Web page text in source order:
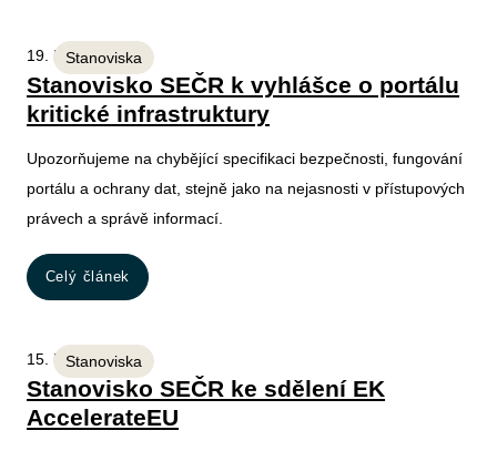
Stanoviska
19. 5. 2026
Stanovisko SEČR k vyhlášce o portálu
kritické infrastruktury
Upozorňujeme na chybějící specifikaci bezpečnosti, fungování
portálu a ochrany dat, stejně jako na nejasnosti v přístupových
právech a správě informací.
Celý článek
Stanoviska
15. 5. 2026
Stanovisko SEČR ke sdělení EK
AccelerateEU